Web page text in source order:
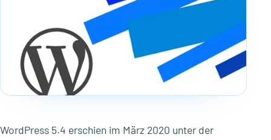
WordPress 5.4 erschien im März 2020 unter der